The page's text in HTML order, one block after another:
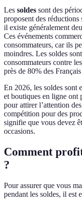
Les soldes sont des
proposent des
il existe généralement
Ces événements
consommateurs, car ils
moindres. Les soldes
consommateurs contre
près de 80% des
En 2026, les soldes sont
et boutiques en ligne ont
pour attirer l’attention
compétition pour des
signifie que vous devez
occasions.
Comment
?
Pour assurer que vous
pendant les soldes, il est